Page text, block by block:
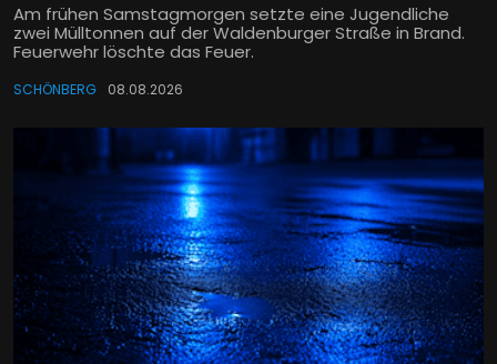
Am frühen Samstagmorgen setzte eine Jugendliche
zwei Mülltonnen auf der Waldenburger Straße in Brand.
Feuerwehr löschte das Feuer.
SCHÖNBERG 08.08.2026